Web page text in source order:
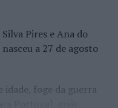
Pires e Ana do
a 27 de agosto
idade, foge da guerra